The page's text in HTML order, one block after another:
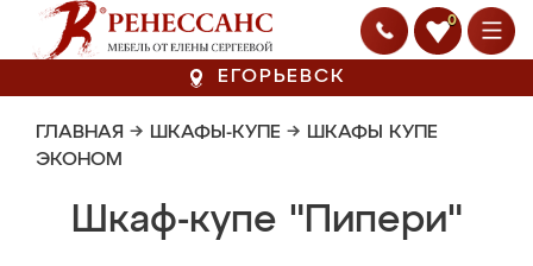
0
ЕГОРЬЕВСК
ГЛАВНАЯ → ШКАФЫ-КУПЕ → ШКАФЫ КУПЕ
ЭКОНОМ
Шкаф-купе "Пипери"